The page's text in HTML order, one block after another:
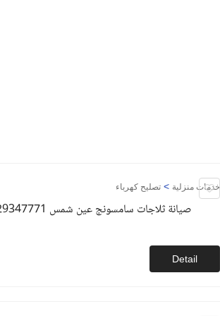
خدمات منزلية > تصليح كهرباء
صيانة ثلاجات سامسونج عين شمس 01129347771
Detail